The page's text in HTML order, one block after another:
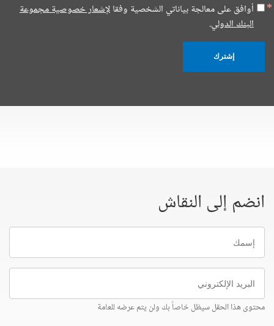
أوافق على معالجة بياناتي الشخصية وفقالإشعار خصوصية مجموعة
البنك الدولي.
إشترك
انضم إلى النقاش
إسمك
البريد
الإلكتروني
محتوى هذا الحقل سيظل خاصاً بك ولن يتم عرضه للعامة